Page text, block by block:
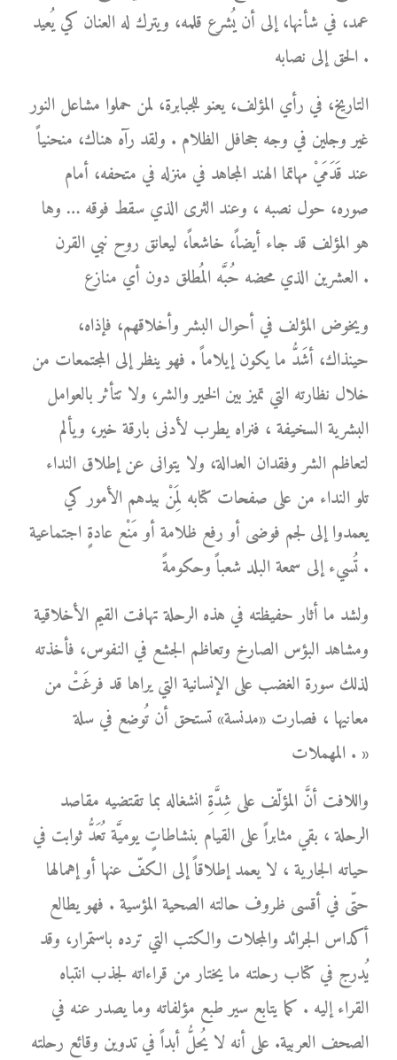
عمد، في شأنها، إلى أن يُشرع قلمه، ويترك له العنان كي يُعيد
الحق إلى نصابه .
التاريخ، في رأي المؤلف، يعنو للجبابرة، لمن حملوا مشاعل النور
غير وجلين في وجه جحافل الظلام . ولقد رآه هناك، منحنياً
عند قَدَمَيْ مهاتما الهند المجاهد في منزله في متحفه، أمام
صوره، حول نصبه ، وعند الثرى الذي سقط فوقه … وها
هو المؤلف قد جاء أيضاً، خاشعاً، ليعانق روح نبي القرن
العشرين الذي محضه حُبَّه المُطلق دون أي منازع .
ويخوض المؤلف في أحوال البشر وأخلاقهم، فإذاه،
حينذاك، أشَدُّ ما يكون إيلاماً . فهو ينظر إلى المجتمعات من
خلال نظارته التي تميز بين الخير والشر، ولا تتأثر بالعوامل
البشرية السخيفة ، فنراه يطرب لأدنى بارقة خير، ويألم
لتعاظم الشر وفقدان العدالة، ولا يتوانى عن إطلاق النداء
تلو النداء من على صفحات كتابه لِمَنْ بيدهم الأمور كي
يعمدوا إلى لجم فوضى أو رفع ظلامة أو مَنْع عادةٍ اجتماعية
تُسيء إلى سمعة البلد شعباً وحكومةً .
ولشد ما أثار حفيظته في هذه الرحلة تهافت القيم الأخلاقية
ومشاهد البؤس الصارخ وتعاظم الجشع في النفوس، فأخذته
لذلك سورة الغضب على الإنسانية التي يراها قد فرغَتْ من
معانيها ، فصارت «مدنسة» تستحق أن تُوضع في سلة
المهملات . »
واللافت أنَّ المؤلّف على شِدَّةِ انشغاله بما تقتضيه مقاصد
الرحلة ، بقي مثابراً على القيام بنشاطاتٍ يوميَّة تُعَدُّ ثوابت في
حياته الجارية ، لا يعمد إطلاقاً إلى الكفّ عنها أو إهمالها
حتّى في أقسى ظروف حالته الصحية المؤسية . فهو يطالع
أكداس الجرائد والمجلات والكتب التي ترده باستمرار، وقد
يُدرج في كتاب رحلته ما يختار من قراءاته لجذب انتباه
القراء إليه . كما يتابع سير طبع مؤلفاته وما يصدر عنه في
الصحف العربية. على أنه لا يُحلُّ أبداً في تدوين وقائع رحلته